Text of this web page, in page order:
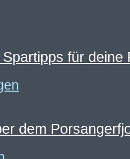
für deine
dem